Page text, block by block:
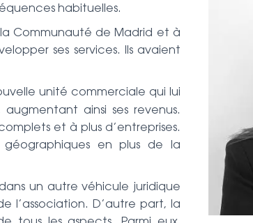
habituelles.
Communauté de Madrid et à
ses services. Ils avaient
unité commerciale qui lui
ainsi ses revenus.
et à plus d’entreprises.
en plus de la
un autre véhicule juridique
l’association. D’autre part, la